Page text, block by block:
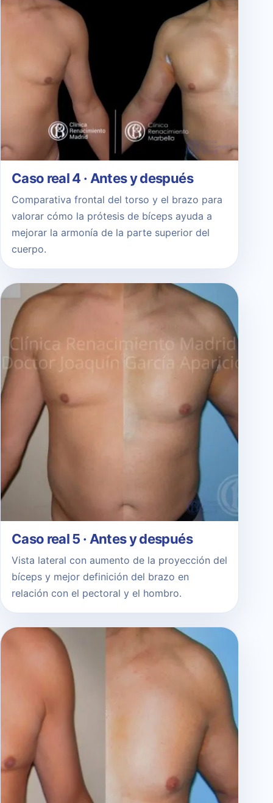
Caso real 4 · Antes y después
Comparativa frontal del torso y el brazo para
valorar cómo la prótesis de bíceps ayuda a
mejorar la armonía de la parte superior del
cuerpo.
Caso real 5 · Antes y después
Vista lateral con aumento de la proyección del
bíceps y mejor definición del brazo en
relación con el pectoral y el hombro.